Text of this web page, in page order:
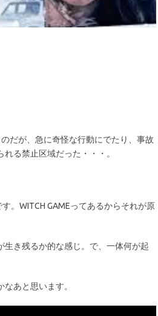
だが、急に奇怪な行動にでたり、事故
る禁止区域だった・・・。
。WITCH GAMEってあるからそれが原
き残るか的な感じ。で、一体何が起
あと思います。